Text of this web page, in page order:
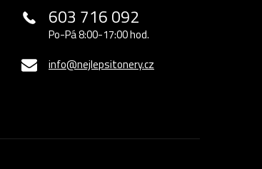
603 716 092
Po-Pá 8:00-17:00 hod.
info@nejlepsitonery.cz